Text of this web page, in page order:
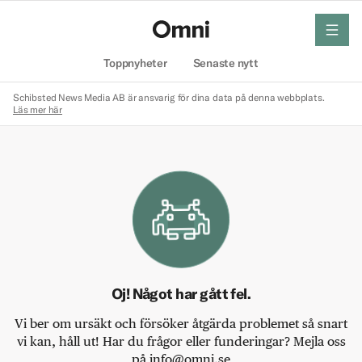
Toppnyheter Senaste nytt
meny
Schibsted News Media AB är ansvarig för dina data på denna webbplats.
Läs mer här
Oj! Något har gått fel.
Vi ber om ursäkt och försöker åtgärda problemet så snart
vi kan, håll ut! Har du frågor eller funderingar? Mejla oss